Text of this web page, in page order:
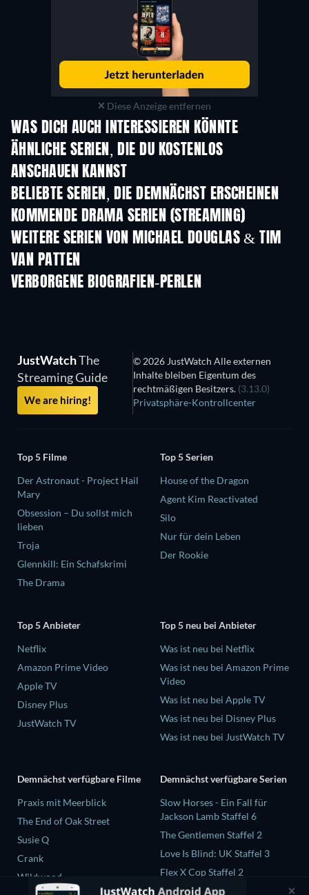
Diese Anzeige entfernen
WAS DICH AUCH INTERESSIEREN KÖNNTE
Serie Serie
ÄHNLICHE SERIEN, DIE DU KOSTENLOS
ANSCHAUEN KANNST
Serie
BELIEBTE SERIEN, DIE DEMNÄCHST ERSCHEINEN
Serie Serie
KOMMENDE DRAMA SERIEN (STREAMING)
Staffel 6 Staffel 2
WEITERE SERIEN VON MICHAEL DOUGLAS & TIM
VAN PATTEN
VERBORGENE BIOGRAFIEN-PERLEN
JustWatchThe
Streaming Guide
We are hiring!
© 2026 JustWatch Alle externen
Inhalte bleiben Eigentum des
rechtmäßigen Besitzers. (3.13.0)
Privatsphäre-Kontrollcenter
Top 5 Filme
Der Astronaut - Project Hail
Mary
Obsession – Du sollst mich
lieben
Troja
Glennkill: Ein Schafskrimi
The Drama
Top 5 Serien
House of the Dragon
Agent Kim Reactivated
Silo
Nur für dein Leben
Der Rookie
Top 5 Anbieter
Netflix
Amazon Prime Video
Apple TV
Disney Plus
JustWatch TV
Top 5 neu bei Anbieter
Was ist neu bei Netflix
Was ist neu bei Amazon Prime
Video
Was ist neu bei Apple TV
Was ist neu bei Disney Plus
Was ist neu bei JustWatch TV
Demnächst verfügbare Filme
Praxis mit Meerblick
The End of Oak Street
Susie Q
Crank
Wildwood
Demnächst verfügbare Serien
Slow Horses - Ein Fall für
Jackson Lamb Staffel 6
The Gentlemen Staffel 2
Love Is Blind: UK Staffel 3
Flex X Cop Staffel 2
The Chosen in the Wild with